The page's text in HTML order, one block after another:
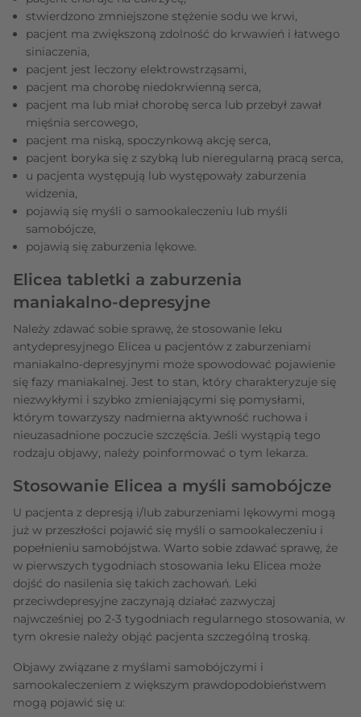
stwierdzono zmniejszone stężenie sodu we krwi,
pacjent ma zwiększoną zdolność do krwawień i łatwego
siniaczenia,
pacjent jest leczony elektrowstrząsami,
pacjent ma chorobę niedokrwienną serca,
pacjent ma lub miał chorobę serca lub przebył zawał
mięśnia sercowego,
pacjent ma niską, spoczynkową akcję serca,
pacjent boryka się z szybką lub nieregularną pracą serca,
u pacjenta występują lub występowały zaburzenia
widzenia,
pojawią się myśli o samookaleczeniu lub myśli
samobójcze,
pojawią się zaburzenia lękowe.
Elicea tabletki a zaburzenia
maniakalno-depresyjne
Należy zdawać sobie sprawę, że stosowanie leku
antydepresyjnego Elicea u pacjentów z zaburzeniami
maniakalno-depresyjnymi może spowodować pojawienie
się fazy maniakalnej. Jest to stan, który charakteryzuje się
niezwykłymi i szybko zmieniającymi się pomysłami,
którym towarzyszy nadmierna aktywność ruchowa i
nieuzasadnione poczucie szczęścia. Jeśli wystąpią tego
rodzaju objawy, należy poinformować o tym lekarza.
Stosowanie Elicea a myśli samobójcze
U pacjenta z depresją i/lub zaburzeniami lękowymi mogą
już w przeszłości pojawić się myśli o samookaleczeniu i
popełnieniu samobójstwa. Warto sobie zdawać sprawę, że
w pierwszych tygodniach stosowania leku Elicea może
dojść do nasilenia się takich zachowań. Leki
przeciwdepresyjne zaczynają działać zazwyczaj
najwcześniej po 2-3 tygodniach regularnego stosowania, w
tym okresie należy objąć pacjenta szczególną troską.
Objawy związane z myślami samobójczymi i
samookaleczeniem z większym prawdopodobieństwem
mogą pojawić się u: